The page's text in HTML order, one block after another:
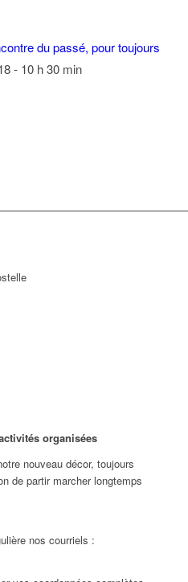
du passé, pour toujours
- 10 h 30 min
organisées
nouveau décor, toujours
de partir marcher longtemps
nos courriels :